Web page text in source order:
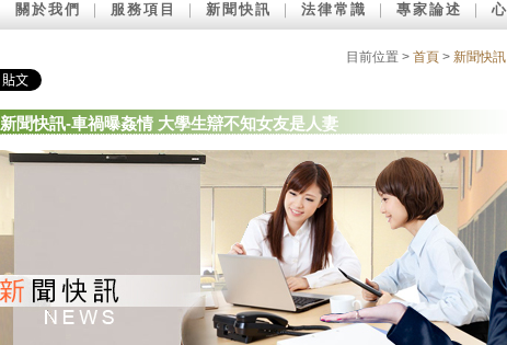
關於我們 服務項目 新聞快訊 法律常識 專家論述 ｜
目前位置 > 首頁 > 新聞快訊
新聞快訊-車禍曝姦情 大學生辯不知女友是人妻